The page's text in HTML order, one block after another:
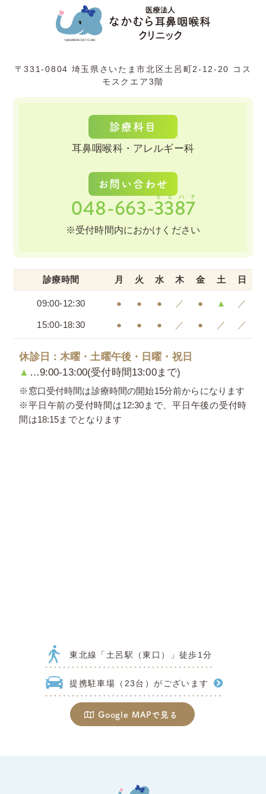
〒331-0804 埼玉県さいたま市北区土呂町2-12-20 コス
モスクエア3階
診療科目
耳鼻咽喉科・アレルギー科
お問い合わせ
048-663-3387
※受付時間内におかけください
診療時間 月 火 水 木 金 土 日
09:00-12:30 ● ● ● ／ ● ▲ ／
15:00-18:30 ● ● ● ／ ● ／ ／
休診日：木曜・土曜午後・日曜・祝日
▲
…9:00-13:00(受付時間13:00まで)
※窓口受付時間は診療時間の開始15分前からになります
※平日午前の受付時間は12:30まで、平日午後の受付時
間は18:15までとなります
東北線「土呂駅（東口）」徒歩1分
提携駐車場（23台）がございます
Google MAPで見る